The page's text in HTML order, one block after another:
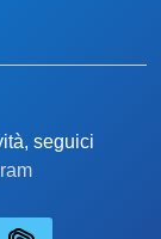
seguici